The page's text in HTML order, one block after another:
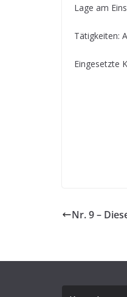
Lage am
Tätigkeiten:
Eingesetzte
Nr. 9 –